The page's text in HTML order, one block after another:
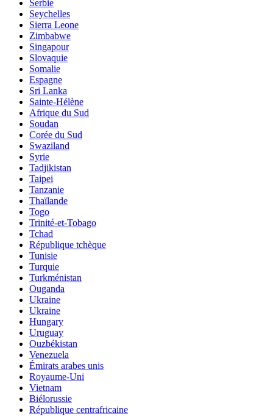
Serbie
Seychelles
Sierra Leone
Zimbabwe
Singapour
Slovaquie
Somalie
Espagne
Sri Lanka
Sainte-Hélène
Afrique du Sud
Soudan
Corée du Sud
Swaziland
Syrie
Tadjikistan
Taipei
Tanzanie
Thaïlande
Togo
Trinité-et-Tobago
Tchad
République tchèque
Tunisie
Turquie
Turkménistan
Ouganda
Ukraine
Ukraine
Hungary
Uruguay
Ouzbékistan
Venezuela
Émirats arabes unis
Royaume-Uni
Vietnam
Biélorussie
République centrafricaine